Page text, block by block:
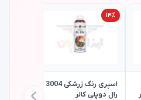
۱۴٪
اسپری رنگ زرشکی 3004
رال دوپلی کالر